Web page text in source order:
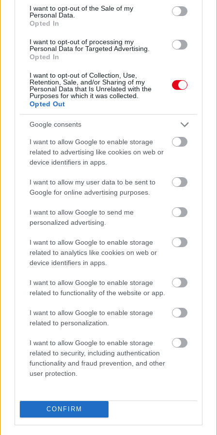
consent section.
I want to opt-out of the Sale of my
Personal Data.
Opted In
I want to opt-out of processing my
Personal Data for Targeted Advertising.
Opted In
I want to opt-out of Collection, Use,
Retention, Sale, and/or Sharing of my
Personal Data that Is Unrelated with the
Purposes for which it was collected.
Opted Out
Google consents
I want to allow Google to enable storage
related to advertising like cookies on web or
device identifiers in apps.
I want to allow my user data to be sent to
Google for online advertising purposes.
I want to allow Google to send me
personalized advertising.
I want to allow Google to enable storage
related to analytics like cookies on web or
device identifiers in apps.
I want to allow Google to enable storage
related to functionality of the website or app.
I want to allow Google to enable storage
related to personalization.
I want to allow Google to enable storage
related to security, including authentication
functionality and fraud prevention, and other
user protection.
CONFIRM
Egyre több embernél jelentkezik ez a hiányállapot – az
első jelek szinte észrevehetetlenek
Ha ezt érzed evés után, a szervezeted fontos dologra